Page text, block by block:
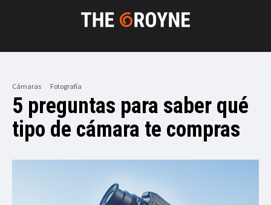
Cámaras Fotografía
5 preguntas para saber qué
tipo de cámara te compras